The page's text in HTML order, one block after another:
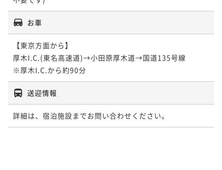
お車
【東京方面から】
厚木I.C.(東名高速道)→小田原厚木道→国道135号線
※厚木I.C.から約90分
送迎情報
詳細は、宿泊施設までお問い合わせください。